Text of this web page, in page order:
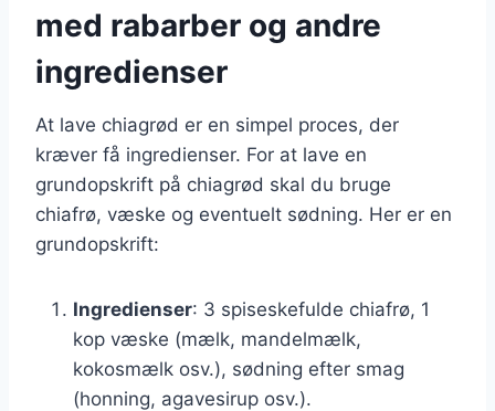
med rabarber og andre
ingredienser
At lave chiagrød er en simpel proces, der
kræver få ingredienser. For at lave en
grundopskrift på chiagrød skal du bruge
chiafrø, væske og eventuelt sødning. Her er en
grundopskrift:
Ingredienser: 3 spiseskefulde chiafrø, 1
kop væske (mælk, mandelmælk,
kokosmælk osv.), sødning efter smag
(honning, agavesirup osv.).